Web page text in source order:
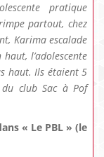
pratique
partout, chez
Karima escalade
l’adolescente
haut. Ils étaient 5
club Sac à Pof
« Le PBL » (le